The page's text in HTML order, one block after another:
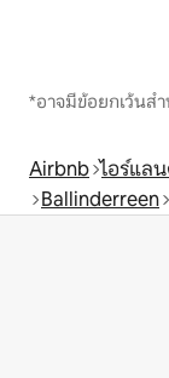
*อาจมีข้อยกเว้นส
Airbnb ไอร์แล
Ballinderreen